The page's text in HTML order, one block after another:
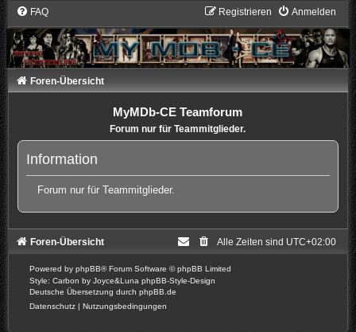
FAQ Anmelden
Registrieren
Foren-Übersicht
MyMDb-CE Teamforum
Forum nur für Teammitglieder.
Information
Forum nur für Teammitglieder.
Foren-Übersicht Alle Zeiten sind UTC+02:00
Powered by phpBB® Forum Software © phpBB Limited
Style: Carbon by Joyce&Luna phpBB-Style-Design
Deutsche Übersetzung durch phpBB.de
Datenschutz | Nutzungsbedingungen